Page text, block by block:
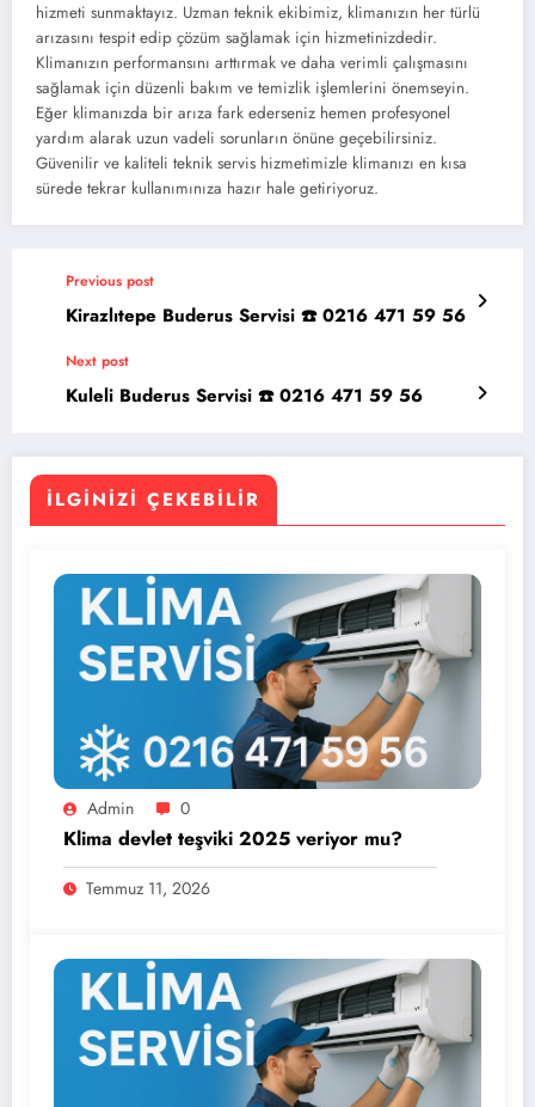
hizmeti sunmaktayız. Uzman teknik ekibimiz, klimanızın her türlü
arızasını tespit edip çözüm sağlamak için hizmetinizdedir.
Klimanızın performansını arttırmak ve daha verimli çalışmasını
sağlamak için düzenli bakım ve temizlik işlemlerini önemseyin.
Eğer klimanızda bir arıza fark ederseniz hemen profesyonel
yardım alarak uzun vadeli sorunların önüne geçebilirsiniz.
Güvenilir ve kaliteli teknik servis hizmetimizle klimanızı en kısa
sürede tekrar kullanımınıza hazır hale getiriyoruz.
Previous post
Kirazlıtepe Buderus Servisi ☎️ 0216 471 59 56
Next post
Kuleli Buderus Servisi ☎️ 0216 471 59 56
İLGINIZI ÇEKEBILIR
Admin 0
Klima devlet teşviki 2025 veriyor mu?
Temmuz 11, 2026